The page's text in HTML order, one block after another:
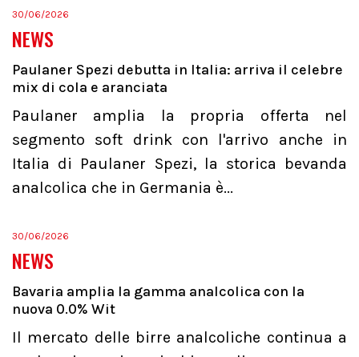
30/06/2026
NEWS
Paulaner Spezi debutta in Italia: arriva il celebre
mix di cola e aranciata
Paulaner amplia la propria offerta nel
segmento soft drink con l'arrivo anche in
Italia di Paulaner Spezi, la storica bevanda
analcolica che in Germania è...
30/06/2026
NEWS
Bavaria amplia la gamma analcolica con la
nuova 0.0% Wit
Il mercato delle birre analcoliche continua a